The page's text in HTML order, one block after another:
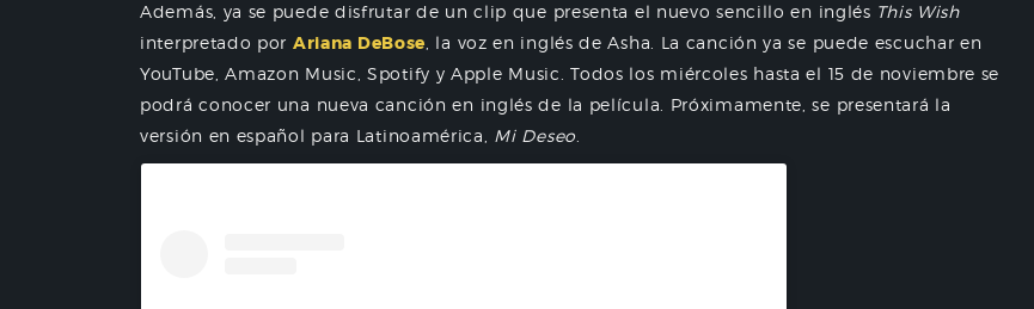
Además, ya se puede disfrutar de un clip que presenta el nuevo sencillo en inglés This Wish
interpretado por Ariana DeBose , la voz en inglés de Asha. La canción ya se puede escuchar en
YouTube, Amazon Music, Spotify y Apple Music. Todos los miércoles hasta el 15 de noviembre se
podrá conocer una nueva canción en inglés de la película. Próximamente, se presentará la
versión en español para Latinoamérica, Mi Deseo